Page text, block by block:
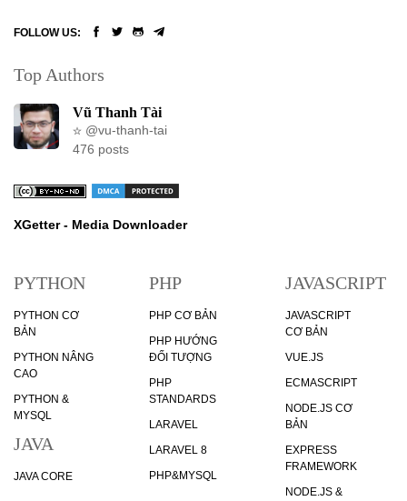
FOLLOW US:
Top Authors
Vũ Thanh Tài
@vu-thanh-tai
476 posts
XGetter - Media Downloader
PYTHON
PYTHON CƠ
BẢN
PYTHON NÂNG
CAO
PYTHON &
MYSQL
JAVA
JAVA CORE
PHP
PHP CƠ BẢN
PHP HƯỚNG
ĐỐI TƯỢNG
PHP
STANDARDS
LARAVEL
LARAVEL 8
PHP&MYSQL
JAVASCRIPT
JAVASCRIPT
CƠ BẢN
VUE.JS
ECMASCRIPT
NODE.JS CƠ
BẢN
EXPRESS
FRAMEWORK
NODE.JS &